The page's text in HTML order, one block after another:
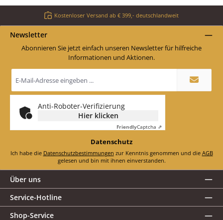
Kostenloser Versand ab € 399,- deutschlandweit
Newsletter
Abonnieren Sie jetzt einfach unseren Newsletter für hilfreiche
Informationen und Aktionen.
Mail-
Adresse
*
Anti-Roboter-Verifizierung
Hier klicken
FriendlyCaptcha ⇗
Datenschutz
Ich habe die Datenschutzbestimmungen zur Kenntnis genommen und die AGB
gelesen und bin mit ihnen einverstanden.
Über uns
Service-Hotline
Shop-Service